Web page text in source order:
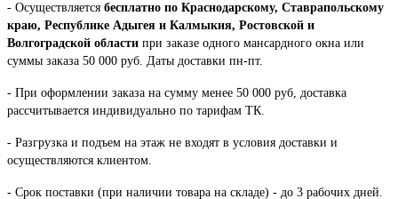
- Осуществляется бесплатно по Краснодарскому, Ставрапольскому
краю, Республике Адыгея и Калмыкия, Ростовской и
Волгоградской области при заказе одного мансардного окна или
суммы заказа 50 000 руб. Даты доставки пн-пт.
- При оформлении заказа на сумму менее 50 000 руб, доставка
рассчитывается индивидуально по тарифам ТК.
- Разгрузка и подъем на этаж не входят в условия доставки и
осуществляются клиентом.
- Срок поставки (при наличии товара на складе) - до 3 рабочих дней.